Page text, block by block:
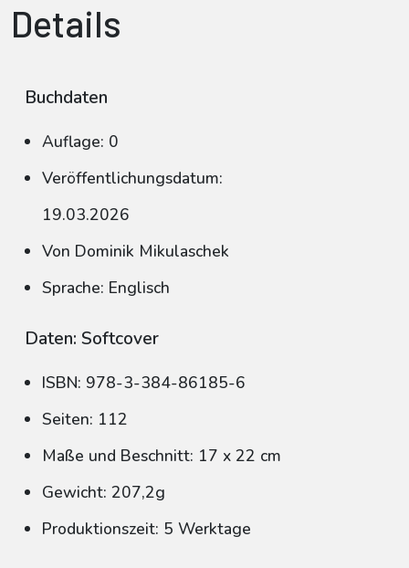
Details
Buchdaten
Auflage: 0
Veröffentlichungsdatum:
19.03.2026
Von Dominik Mikulaschek
Sprache: Englisch
Daten: Softcover
ISBN: 978-3-384-86185-6
Seiten: 112
Maße und Beschnitt: 17 x 22 cm
Gewicht: 207,2g
Produktionszeit: 5 Werktage